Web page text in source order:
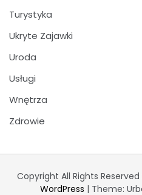
Turystyka
Ukryte Zajawki
Uroda
Usługi
Wnętrza
Zdrowie
Copyright All Rights Reserved
WordPress | Theme: